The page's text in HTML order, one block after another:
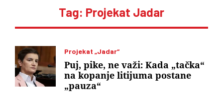
Tag: Projekat Jadar
Projekat „Jadar“
Puj, pike, ne važi: Kada „tačka“
na kopanje litijuma postane
„pauza“